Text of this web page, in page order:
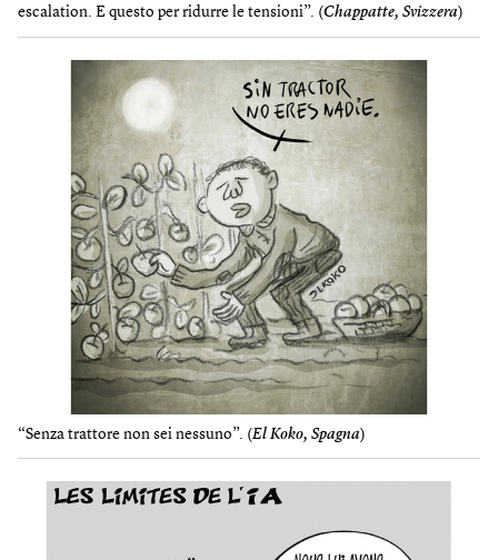
escalation. E questo per ridurre le tensioni”. (Chappatte, Svizzera)
“Senza trattore non sei nessuno”. (El Koko, Spagna)